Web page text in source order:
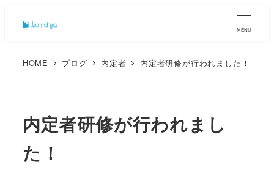
MENU
HOME ブログ 内定者 内定者研修が行われました！
内定者研修が行われまし
た！